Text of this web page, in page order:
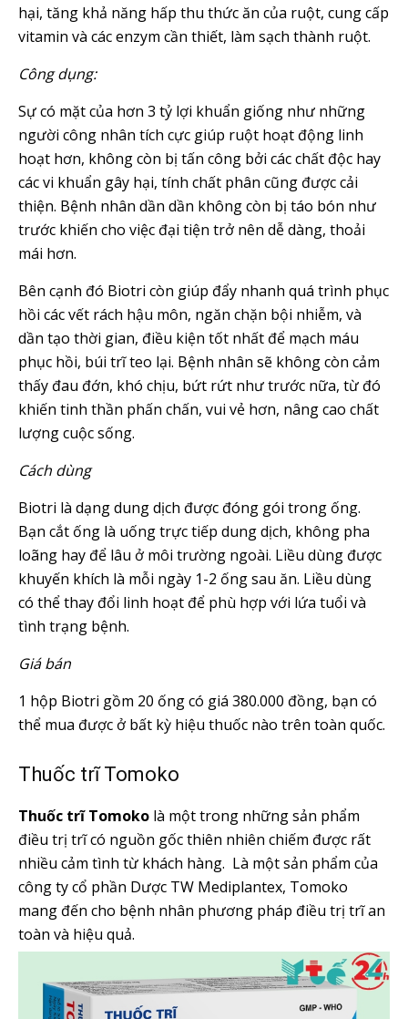
hại, tăng khả năng hấp thu thức ăn của ruột, cung cấp
vitamin và các enzym cần thiết, làm sạch thành ruột.
Công dụng:
Sự có mặt của hơn 3 tỷ lợi khuẩn giống như những
người công nhân tích cực giúp ruột hoạt động linh
hoạt hơn, không còn bị tấn công bởi các chất độc hay
các vi khuẩn gây hại, tính chất phân cũng được cải
thiện. Bệnh nhân dần dần không còn bị táo bón như
trước khiến cho việc đại tiện trở nên dễ dàng, thoải
mái hơn.
Bên cạnh đó Biotri còn giúp đẩy nhanh quá trình phục
hồi các vết rách hậu môn, ngăn chặn bội nhiễm, và
dần tạo thời gian, điều kiện tốt nhất để mạch máu
phục hồi, búi trĩ teo lại. Bệnh nhân sẽ không còn cảm
thấy đau đớn, khó chịu, bứt rứt như trước nữa, từ đó
khiến tinh thần phấn chấn, vui vẻ hơn, nâng cao chất
lượng cuộc sống.
Cách dùng
Biotri là dạng dung dịch được đóng gói trong ống.
Bạn cắt ống là uống trực tiếp dung dịch, không pha
loãng hay để lâu ở môi trường ngoài. Liều dùng được
khuyến khích là mỗi ngày 1-2 ống sau ăn. Liều dùng
có thể thay đổi linh hoạt để phù hợp với lứa tuổi và
tình trạng bệnh.
Giá bán
1 hộp Biotri gồm 20 ống có giá 380.000 đồng, bạn có
thể mua được ở bất kỳ hiệu thuốc nào trên toàn quốc.
Thuốc trĩ Tomoko
Thuốc trĩ Tomoko là một trong những sản phẩm
điều trị trĩ có nguồn gốc thiên nhiên chiếm được rất
nhiều cảm tình từ khách hàng. Là một sản phẩm của
công ty cổ phần Dược TW Mediplantex, Tomoko
mang đến cho bệnh nhân phương pháp điều trị trĩ an
toàn và hiệu quả.